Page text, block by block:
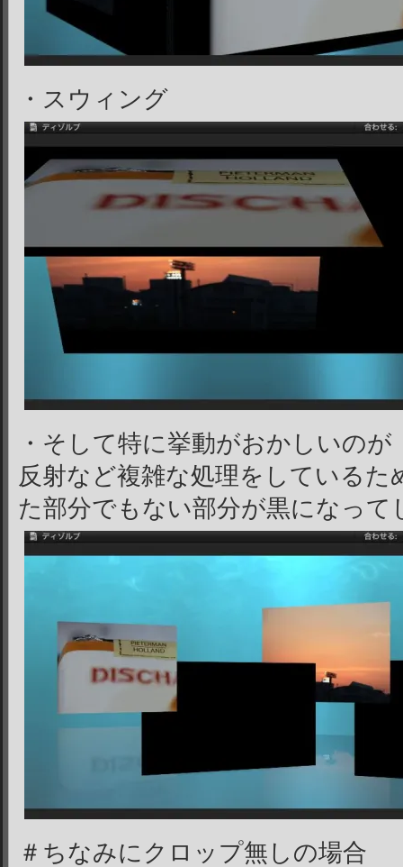
・スウィング
・そして特に挙動がおかしいの
反射など複雑な処理をしている
た部分でもない部分が黒になって
＃ちなみにクロップ無しの場合